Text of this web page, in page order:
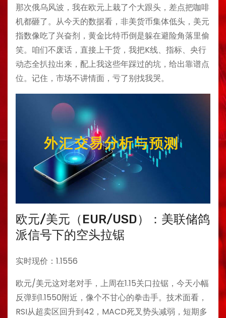
那次俄乌风波，我在欧元上栽了个大跟头，差点把咖啡
机都砸了。从今天的数据看，非美货币集体低头，美元
指数像吃了兴奋剂，黄金比特币倒是躲在避险角落里偷
笑。咱们不废话，直接上干货，我把K线、指标、央行
动态全扒拉出来，配上我这些年踩过的坑，给出靠谱点
位。记住，市场不讲情面，亏了别找我哭。
欧元/美元（EUR/USD）：美联储鸽
派信号下的空头拉锯
实时现价：1.1556
欧元/美元这对老对手，上周在1.15关口拉锯，今天小幅
反弹到1.1550附近，像个不甘心的拳击手。技术面看，
RSI从超卖区回升到42，MACD死叉势头减弱，短期多